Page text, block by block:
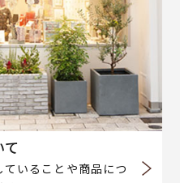
いることや商品につ